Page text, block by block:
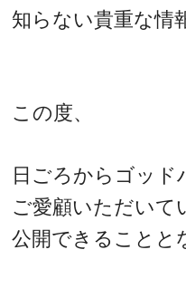
知らない貴重な情
この度、
日ごろからゴッド
ご愛顧いただいて
公開できることと